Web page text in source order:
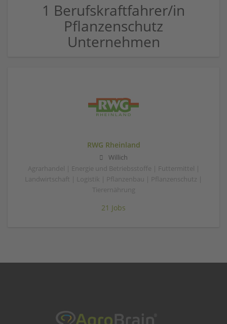
1 Berufskraftfahrer/in
Pflanzenschutz
Unternehmen
RWG Rheinland
Willich
Agrarhandel | Energie und Betriebsstoffe | Futtermittel |
Landwirtschaft | Logistik | Pflanzenbau | Pflanzenschutz |
Tierernährung
21 Jobs